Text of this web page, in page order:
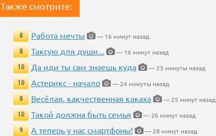
Также смотрите:
8 Работа мечты
— 16 минут назад
8
Таксую для души...
— 16 минут назад
10
Да иди ты сам знаешь куда
— 23 минуты назад
10
Астерикс - начало
— 24 минуты назад
8
Весёлая, какчественная какаха
— 25 минут назад
10
Такой должна быть семья
— 26 минут назад
9
А теперь у нас смартфоны!
— 28 минут назад